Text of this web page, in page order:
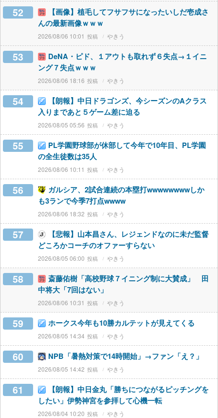
52
【画像】植毛してフサフサになったいしだ壱成さ
んの最新画像ｗｗｗ
2026/08/06 10:01 やきう
53
DeNA・ピド、１アウトも取れず６失点→１イニ
ング７失点ｗｗｗ
2026/08/06 18:16 やきう
54
【朗報】中日ドラゴンズ、今シーズンのAクラス
入りまであと５ゲーム差に迫る
2026/08/05 05:56 やきう
55
PL学園野球部が休部して今年で10年目、PL学園
の全生徒数は35人
2026/08/06 10:11 やきう
56
ガルシア、2試合連続の本塁打wwwwwwwwしか
も3ランで今季7打点wwww
2026/08/06 18:32 やきう
57
【悲報】山本昌さん、レジェンドなのに未だ監督
どころかコーチのオファーすらない
2026/08/05 06:00 やきう
58
斎藤佑樹「高校野球７イニング制に大賛成」 田
中将大「7回はない」
2026/08/06 10:31 やきう
59 ホークス今年も10勝カルテットが見えてくる
2026/08/05 14:34 やきう
60 NPB「暑熱対策で14時開始」→ファン「え？」
2026/08/05 14:42 やきう
61
【朗報】中日金丸「勝ちにつながるピッチングを
したい」伊勢神宮を参拝して心機一転
2026/08/04 10:20 やきう